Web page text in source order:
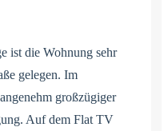
ist die Wohnung sehr
gelegen. Im
großzügiger
Auf dem Flat TV